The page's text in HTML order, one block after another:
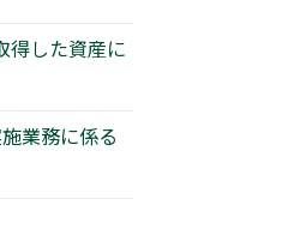
得した資産に
業務に係る